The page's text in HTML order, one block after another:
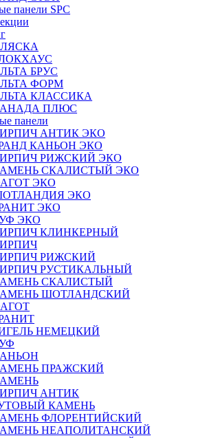
панели SPC
БРУС
ФОРМ
КЛАССИКА
ПЛЮС
панели
АНТИК ЭКО
КАНЬОН ЭКО
РИЖСКИЙ ЭКО
СКАЛИСТЫЙ ЭКО
ЭКО
ЭКО
ЭКО
ЭКО
КЛИНКЕРНЫЙ
РИЖСКИЙ
РУСТИКАЛЬНЫЙ
СКАЛИСТЫЙ
ШОТЛАНДСКИЙ
НЕМЕЦКИЙ
ПРАЖСКИЙ
АНТИК
КАМЕНЬ
ФЛОРЕНТИЙСКИЙ
НЕАПОЛИТАНСКИЙ